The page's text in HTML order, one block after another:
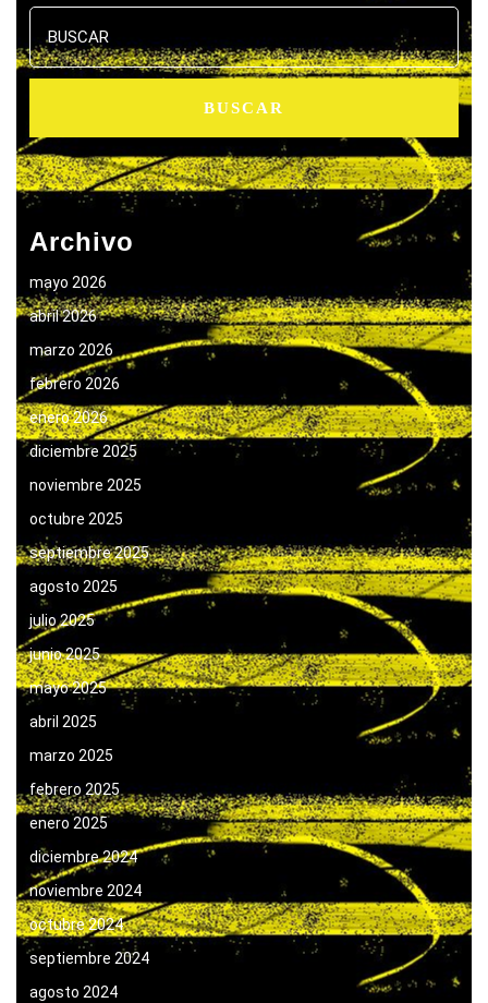
Buscar:
Archivo
mayo 2026
abril 2026
marzo 2026
febrero 2026
enero 2026
diciembre 2025
noviembre 2025
octubre 2025
septiembre 2025
agosto 2025
julio 2025
junio 2025
mayo 2025
abril 2025
marzo 2025
febrero 2025
enero 2025
diciembre 2024
noviembre 2024
octubre 2024
septiembre 2024
agosto 2024